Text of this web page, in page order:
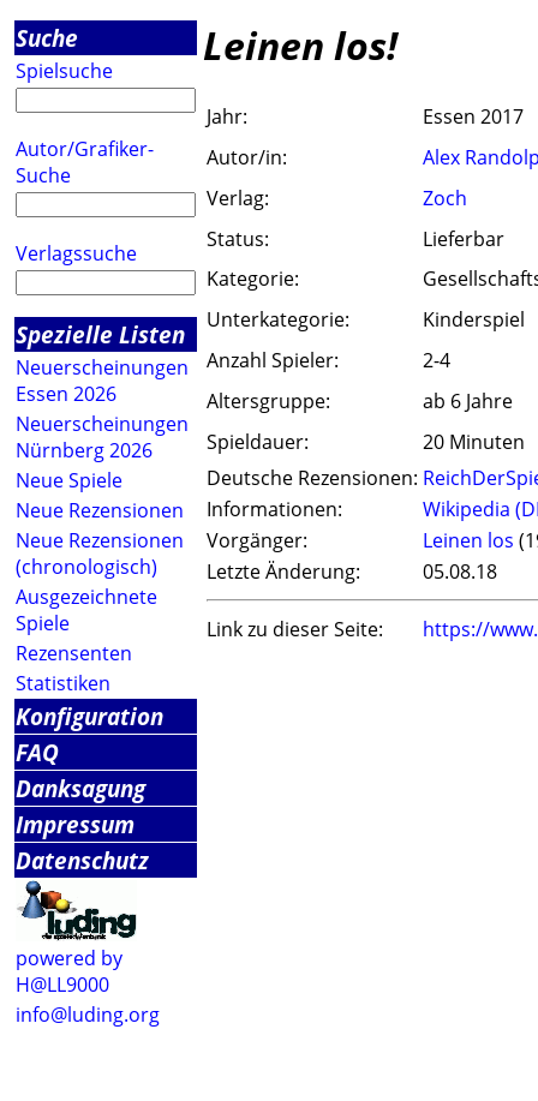
Suche
Spielsuche
Autor/Grafiker-
Suche
Verlagssuche
Spezielle Listen
Neuerscheinungen
Essen 2026
Neuerscheinungen
Nürnberg 2026
Neue Spiele
Neue Rezensionen
Neue Rezensionen
(chronologisch)
Ausgezeichnete
Spiele
Rezensenten
Statistiken
Konfiguration
FAQ
Danksagung
Impressum
Datenschutz
powered by
H@LL9000
info@luding.org
Leinen los!
Jahr:
Essen 2017
Autor/in:
Alex
Verlag:
Zoch
Status:
Lieferbar
Kategorie:
Unterkategorie:
Kinderspiel
Anzahl Spieler:
2-4
Altersgruppe:
ab 6 Jahre
Spieldauer:
20 Minuten
Deutsche Rezensionen:
Informationen:
Wikipedia
Vorgänger:
Leinen los
Letzte Änderung:
05.08.18
Link zu dieser Seite: https://